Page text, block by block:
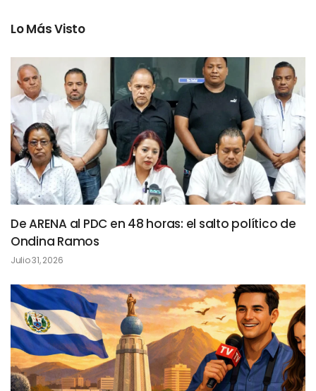
Lo Más Visto
De ARENA al PDC en 48 horas: el salto político de
Ondina Ramos
Julio 31, 2026